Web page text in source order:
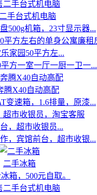
手台式机电脑
500g机箱，23寸显示器...
家园50平方左...
方一室一厅一厨一卫一...
腾X40自动高配
变速箱，1.6排量，原漆...
，超市收银员...
，宾馆前台，超市收银...
二手冰箱
箱，500元自取。